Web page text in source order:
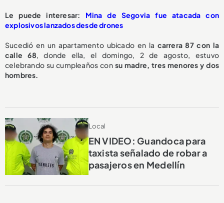
Le puede interesar: Mina de Segovia fue atacada con
explosivos lanzados desde drones
Sucedió en un apartamento ubicado en la carrera 87 con la
calle 68 , donde ella, el domingo, 2 de agosto, estuvo
celebrando su cumpleaños con su madre, tres menores y dos
hombres.
Local
EN VIDEO: Guandoca para
taxista señalado de robar a
pasajeros en Medellín